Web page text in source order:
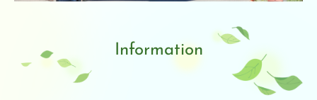
高齢者グループホーム等
グループホーム美鈴ヶ丘
Information